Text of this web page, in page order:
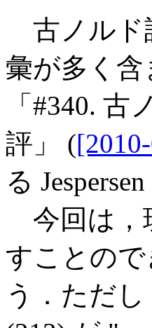
古ノルド
彙が多く
「#340.
評」 (
る
今回は，
すことの
う．ただ